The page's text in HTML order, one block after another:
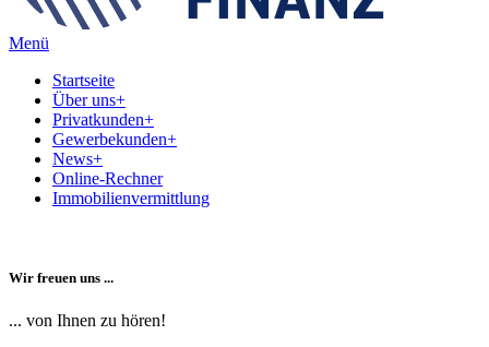
Menü
Startseite
Über uns+
Privatkunden+
Gewerbekunden+
News+
Online-Rechner
Immobilienvermittlung
Wir freuen uns ...
... von Ihnen zu hören!